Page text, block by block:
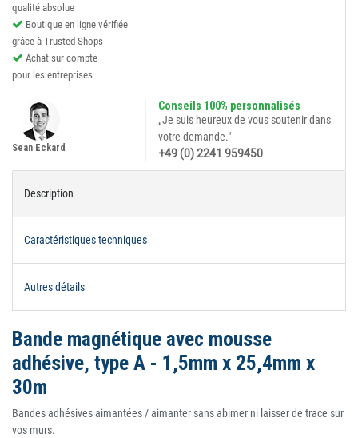
qualité absolue
Boutique en ligne vérifiée
grâce à Trusted Shops
Achat sur compte
pour les entreprises
Conseils 100% personnalisés
„Je suis heureux de vous soutenir dans
votre demande."
+49 (0) 2241 959450
Sean Eckard
Description
Caractéristiques techniques
Autres détails
Bande magnétique avec mousse
adhésive, type A - 1,5mm x 25,4mm x
30m
Bandes adhésives aimantées / aimanter sans abimer ni laisser de trace sur
vos murs.